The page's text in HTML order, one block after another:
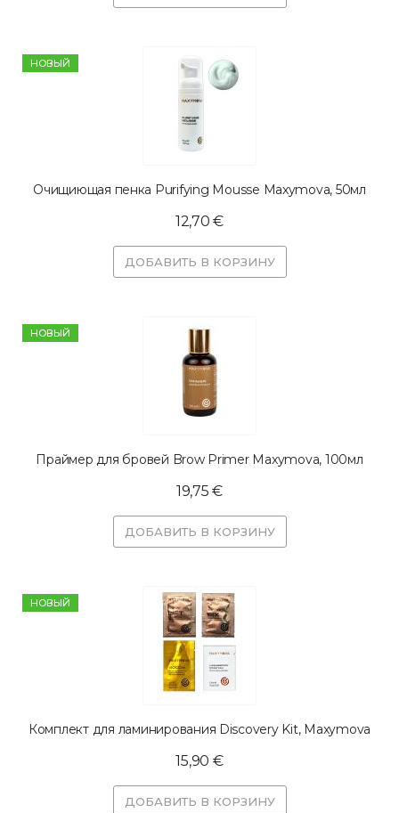
HОВЫЙ
Очищиющая пенка Purifying Mousse Maxymova, 50мл
12,70 €
ДОБАВИТЬ В КОРЗИНУ
HОВЫЙ
Праймер для бровей Brow Primer Maxymova, 100мл
19,75 €
ДОБАВИТЬ В КОРЗИНУ
HОВЫЙ
Комплект для ламинирования Discovery Kit, Maxymova
15,90 €
ДОБАВИТЬ В КОРЗИНУ